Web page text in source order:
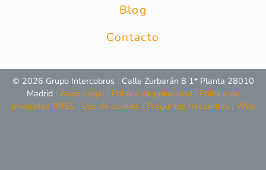
Blog
Contacto
© 2026 Grupo Intercobros
Calle Zurbarán 8 1* Planta 28010
Madrid Aviso Legal Política de privacidad
Política de
privacidad RRSS
Uso de cookies Preguntas frecuentes Web